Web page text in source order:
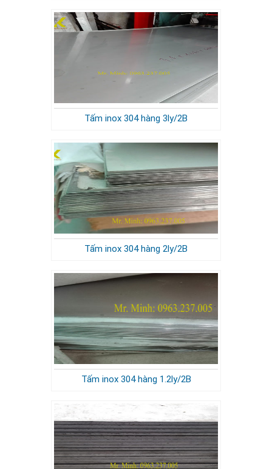
Tấm inox 304 hàng 3ly/2B
Tấm inox 304 hàng 2ly/2B
Tấm inox 304 hàng 1.2ly/2B